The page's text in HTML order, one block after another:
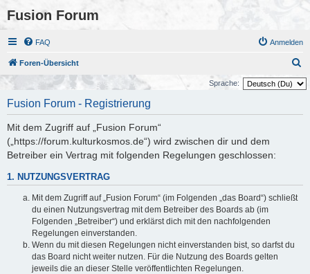
Fusion Forum
FAQ Anmelden
Foren-Übersicht
u
Sprache:
Fusion Forum - Registrierung
Mit dem Zugriff auf „Fusion Forum“
(„https://forum.kulturkosmos.de“) wird zwischen dir und dem
Betreiber ein Vertrag mit folgenden Regelungen geschlossen:
1. NUTZUNGSVERTRAG
Mit dem Zugriff auf „Fusion Forum“ (im Folgenden „das Board“) schließt
du einen Nutzungsvertrag mit dem Betreiber des Boards ab (im
Folgenden „Betreiber“) und erklärst dich mit den nachfolgenden
Regelungen einverstanden.
Wenn du mit diesen Regelungen nicht einverstanden bist, so darfst du
das Board nicht weiter nutzen. Für die Nutzung des Boards gelten
jeweils die an dieser Stelle veröffentlichten Regelungen.